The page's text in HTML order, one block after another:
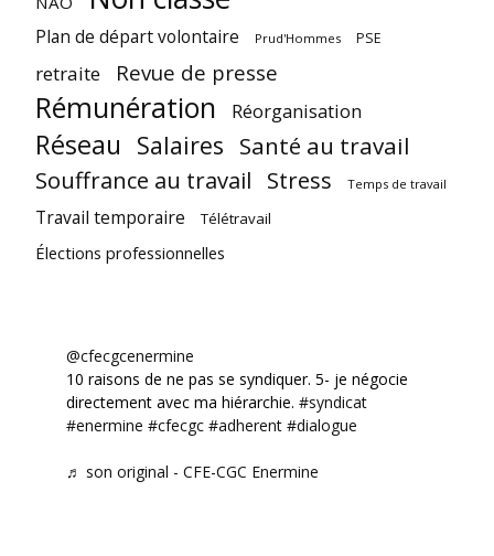
Plan de départ volontaire Prud'Hommes PSE
retraite Revue de presse
Rémunération Réorganisation
Réseau Salaires Santé au travail
Souffrance au travail Stress Temps de travail
Travail temporaire Télétravail
Élections professionnelles
@cfecgcenermine
10 raisons de ne pas se syndiquer. 5- je négocie
directement avec ma hiérarchie. #syndicat
#enermine #cfecgc #adherent #dialogue
♬ son original - CFE-CGC Enermine